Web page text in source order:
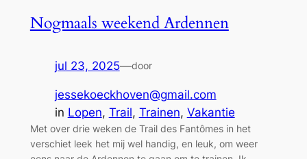
Nogmaals weekend Ardennen
jul 23, 2025—door
jessekoeckhoven@gmail.com
in Lopen, Trail, Trainen, Vakantie
Met over drie weken de Trail des Fantômes in het
verschiet leek het mij wel handig, en leuk, om weer